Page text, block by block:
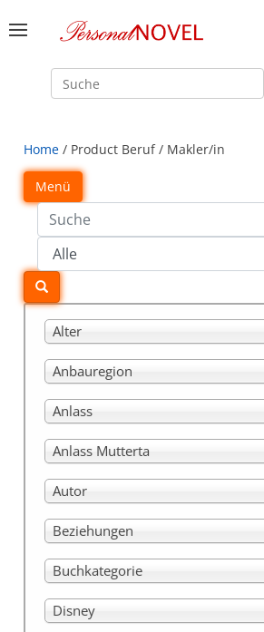
Suche
Home / Product Beruf / Makler/in
Menü
Alter
Anbauregion
Anlass
Anlass Mutterta
Autor
Beziehungen
Buchkategorie
Disney